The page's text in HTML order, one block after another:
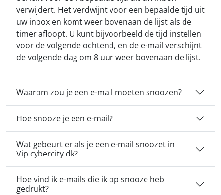
verwijdert. Het verdwijnt voor een bepaalde tijd uit
uw inbox en komt weer bovenaan de lijst als de
timer afloopt. U kunt bijvoorbeeld de tijd instellen
voor de volgende ochtend, en de e-mail verschijnt
de volgende dag om 8 uur weer bovenaan de lijst.
Waarom zou je een e-mail moeten snoozen?
Hoe snooze je een e-mail?
Wat gebeurt er als je een e-mail snoozet in
Vip.cybercity.dk?
Hoe vind ik e-mails die ik op snooze heb
gedrukt?